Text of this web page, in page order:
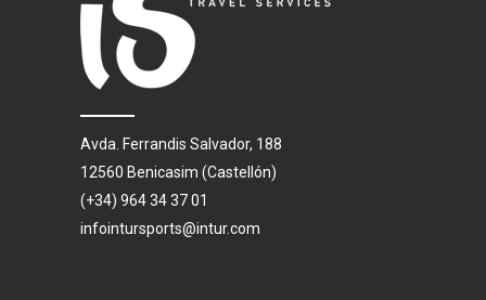
Avda. Ferrandis Salvador, 188
12560 Benicasim (Castellón)
(+34) 964 34 37 01
infointursports@intur.com